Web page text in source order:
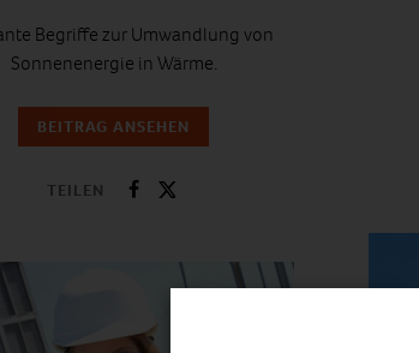
Begriffe zur Umwandlung von
Sonnenenergie in Wärme.
BEITRAG ANSEHEN
TEILEN